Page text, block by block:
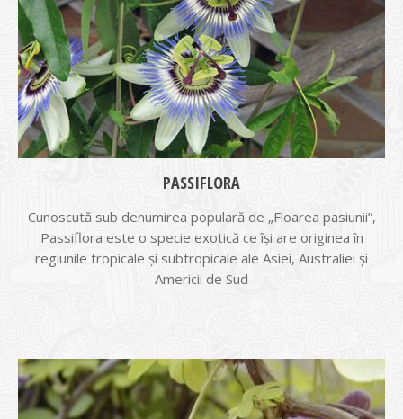
PASSIFLORA
Cunoscută sub denumirea populară de „Floarea pasiunii”,
Passiflora este o specie exotică ce îşi are originea în
regiunile tropicale şi subtropicale ale Asiei, Australiei şi
Americii de Sud